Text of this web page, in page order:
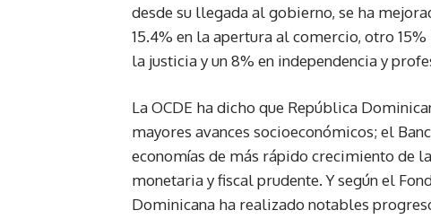
desde su llegada al gobierno, se ha
15.4% en la apertura al comercio, otro
la justicia y un 8% en independencia y
La OCDE ha dicho que República
mayores avances socioeconómicos; el
economías de más rápido crecimiento de
monetaria y fiscal prudente. Y según el
Dominicana ha realizado notables